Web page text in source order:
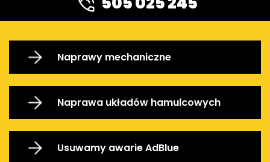
Naprawy mechaniczne
Naprawa układów hamulcowych
Usuwamy awarie AdBlue